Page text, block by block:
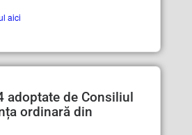
aici
adoptate de Consiliul
ordinară din